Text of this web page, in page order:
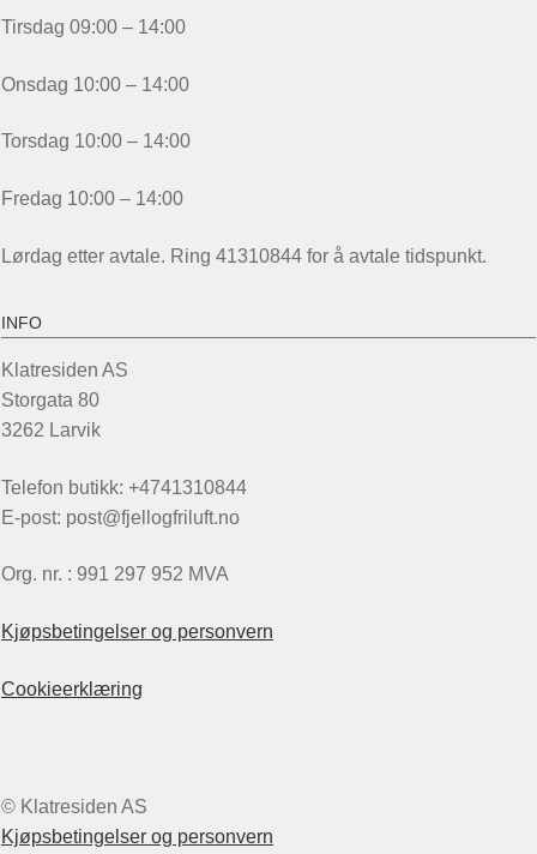
Tirsdag 09:00 – 14:00
Onsdag 10:00 – 14:00
Torsdag 10:00 – 14:00
Fredag 10:00 – 14:00
Lørdag etter avtale. Ring 41310844 for å avtale tidspunkt.
INFO
Klatresiden AS
Storgata 80
3262 Larvik
Telefon butikk: +4741310844
E-post: post@fjellogfriluft.no
Org. nr. : 991 297 952 MVA
Kjøpsbetingelser og personvern
Cookieerklæring
© Klatresiden AS
Kjøpsbetingelser og personvern